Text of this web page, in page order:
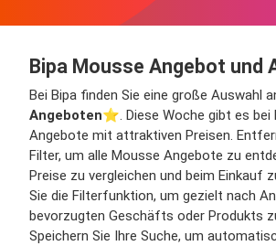
Bipa Mousse Angebot und
Bei Bipa finden Sie eine große Auswahl
Angeboten⭐️. Diese Woche gibt es bei
Angebote mit attraktiven Preisen.
Filter, um alle Mousse Angebote zu
Preise zu vergleichen und beim Einkauf
Sie die Filterfunktion, um gezielt nach
bevorzugten Geschäfts oder Produkts
Speichern Sie Ihre Suche, um